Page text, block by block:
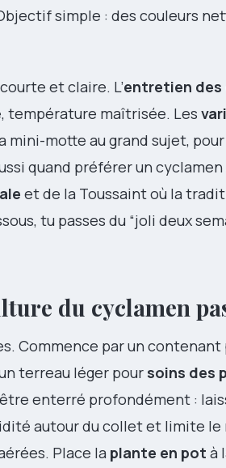
simple : des couleurs
et claire. L’entretien des
température maîtrisée. Les
motte au grand sujet,
quand préférer un cyclamen
et de la Toussaint où la
tu passes du “joli deux
du cyclamen
Commence par un
terreau léger pour soins des
enterré profondément :
autour du collet et limite
Place la plante en pot à